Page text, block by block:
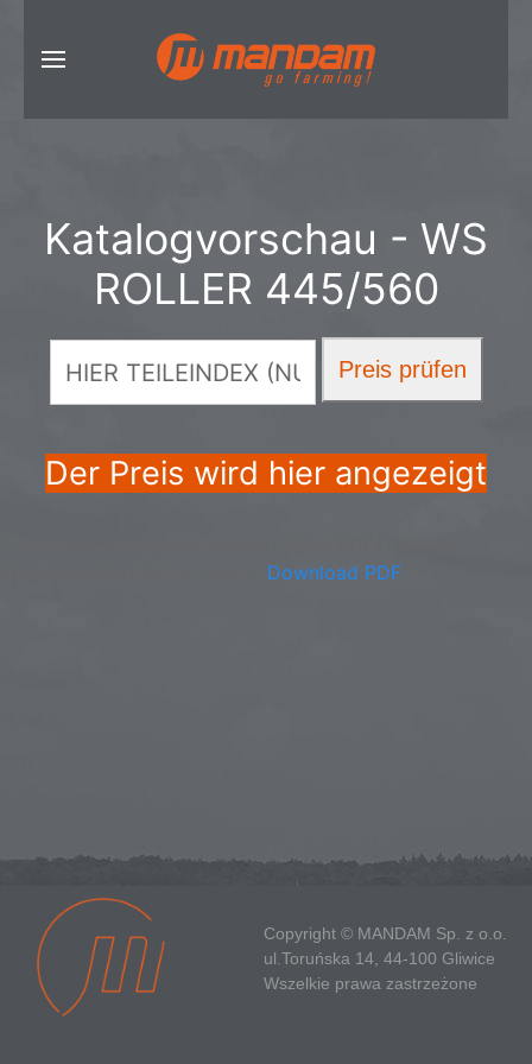
Katalogvorschau - WS
ROLLER 445/560
Der Preis wird hier angezeigt
Download PDF
Copyright © MANDAM Sp. z o.o.
ul.Toruńska 14, 44-100 Gliwice
Wszelkie prawa zastrzeżone